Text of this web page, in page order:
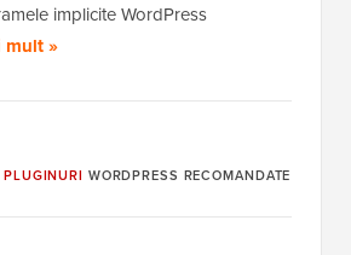
implicite WordPress
mult »
PLUGINURI WORDPRESS RECOMANDATE